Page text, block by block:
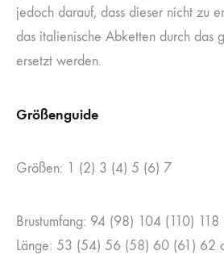
jedoch darauf, dass dieser nicht zu
das italienische Abketten durch das
ersetzt werden.
Größenguide
Größen: 1 (2) 3 (4) 5 (6) 7
Brustumfang: 94 (98) 104 (110)
Länge: 53 (54) 56 (58) 60 (61) 62